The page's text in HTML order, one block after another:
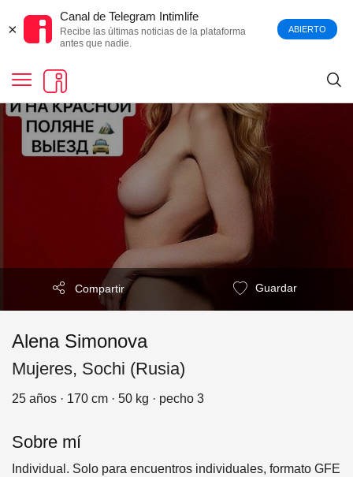
×
Canal de Telegram Intimlife
Recibe las últimas noticias de la plataforma
antes que nadie.
ABIERTO
Compartir Guardar
Alena Simonova
Mujeres, Sochi (Rusia)
25 años · 170 cm · 50 kg · pecho 3
Sobre mí
Individual. Solo para encuentros individuales, formato GFE